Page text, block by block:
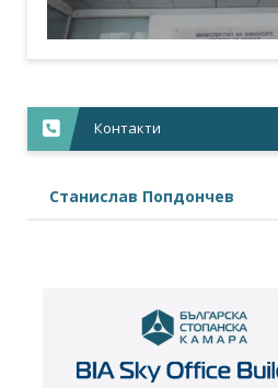
Контакти
Станислав Попдончев